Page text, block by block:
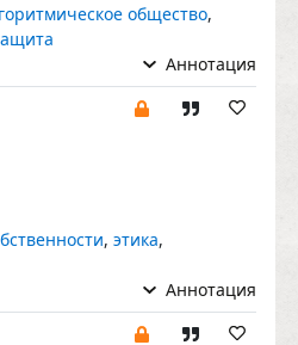
общество,
Аннотация
, этика,
Аннотация